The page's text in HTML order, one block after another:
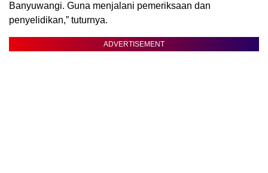
Banyuwangi. Guna menjalani pemeriksaan dan
penyelidikan,” tuturnya.
ADVERTISEMENT